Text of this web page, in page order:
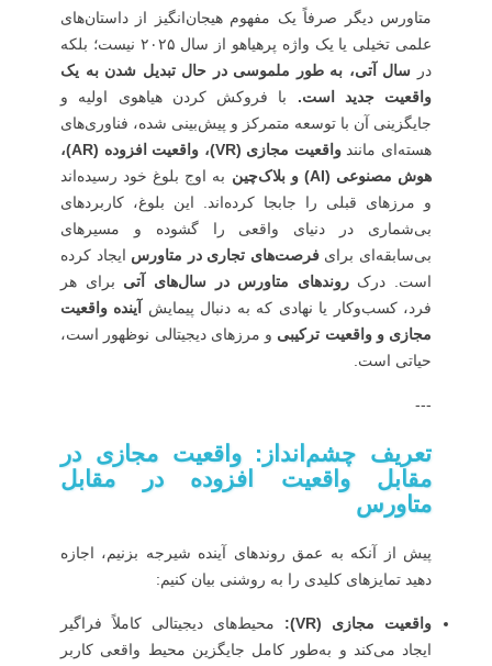
متاورس دیگر صرفاً یک مفهوم هیجان‌انگیز از داستان‌های
علمی تخیلی یا یک واژه پرهیاهو از سال ۲۰۲۵ نیست؛ بلکه
در سال آتی، به طور ملموسی در حال تبدیل شدن به یک
واقعیت جدید است. با فروکش کردن هیاهوی اولیه و
جایگزینی آن با توسعه متمرکز و پیش‌بینی‌ شده، فناوری‌های
هسته‌ای مانند
واقعیت مجازی (VR)، واقعیت افزوده (AR)،
هوش مصنوعی (AI) و بلاک‌چین
به اوج بلوغ خود رسیده‌اند
و مرزهای قبلی را جابجا کرده‌اند. این بلوغ، کاربردهای
بی‌شماری در دنیای واقعی را گشوده و مسیرهای
بی‌سابقه‌ای برایفرصت‌های تجاری در متاورس ایجاد کرده
است. درکروندهای متاورس در سال‌های آتی برای هر
فرد، کسب‌وکار یا نهادی که به دنبال پیمایش
آینده واقعیت
مجازی و واقعیت ترکیبی و مرزهای دیجیتالی نوظهور است،
حیاتی است.
---
تعریف چشم‌انداز: واقعیت مجازی در
مقابل واقعیت افزوده در مقابل
متاورس
پیش از آنکه به عمق روندهای آینده شیرجه بزنیم، اجازه
دهید تمایزهای کلیدی را به روشنی بیان کنیم:
واقعیت مجازی (VR):
محیط‌های دیجیتالی کاملاً فراگیر
ایجاد می‌کند و به‌طور کامل جایگزین محیط واقعی کاربر